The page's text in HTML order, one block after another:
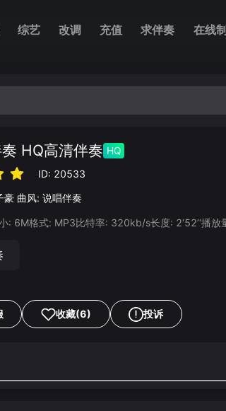
综艺 改调 充值 求伴奏 在线
HQ高清伴奏 HQ
ID: 20533
豪 曲风: 说唱伴奏
: 6M格式: MP3比特率: 320kb/s长度: 2‘52’‘播放
收藏(6) 投诉